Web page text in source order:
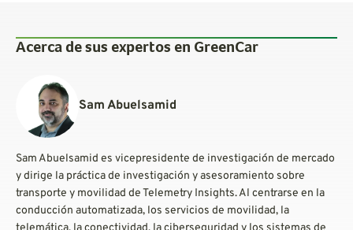
Acerca de sus expertos en GreenCar
Sam Abuelsamid
Sam Abuelsamid es vicepresidente de investigación de mercado
y dirige la práctica de investigación y asesoramiento sobre
transporte y movilidad de Telemetry Insights. Al centrarse en la
conducción automatizada, los servicios de movilidad, la